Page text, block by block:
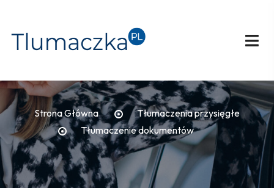
Strona Główna
Tłumaczenia przysięgłe
Tłumaczenie dokumentów